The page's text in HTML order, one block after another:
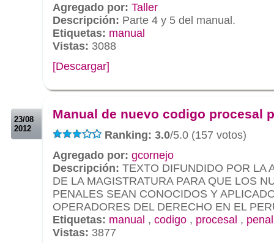
Agregado por: Taller
Descripción: Parte 4 y 5 del manual.
Etiquetas: manual
Vistas: 3088
[Descargar]
23/08
2012
Manual de nuevo codigo procesal
Ranking: 3.0/5.0 (157 votos)
Agregado por: gcornejo
Descripción: TEXTO DIFUNDIDO POR LA
DE LA MAGISTRATURA PARA QUE LOS
PENALES SEAN CONOCIDOS Y
OPERADORES DEL DERECHO EN EL
Etiquetas: manual , codigo , procesal , penal
Vistas: 3877